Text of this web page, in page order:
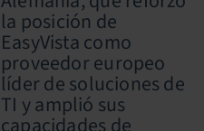
la posición de
EasyVista como
proveedor europeo
líder de soluciones de
TI y amplió sus